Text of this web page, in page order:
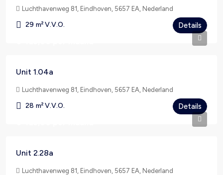
Luchthavenweg 81, Eindhoven, 5657 EA, Nederland
29 m² V.V.O. Details
Unit 1.04a
Luchthavenweg 81, Eindhoven, 5657 EA, Nederland
28 m² V.V.O. Details
Unit 2.28a
Luchthavenweg 81, Eindhoven, 5657 EA, Nederland